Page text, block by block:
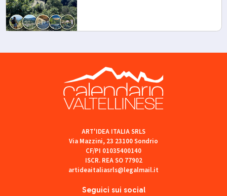
Seguici sui social
ART'IDEA ITALIA SRLS
Via Mazzini, 23 23100 Sondrio
CF/PI 01035400140
ISCR. REA SO 77902
artideaitaliasrls@legalmail.it